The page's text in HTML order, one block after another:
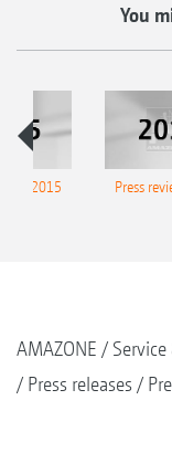
You
2015 Press
AMAZONE
Press releases